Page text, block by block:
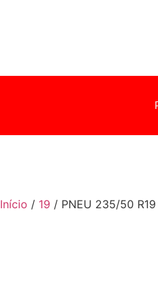
Início / 19 / PNEU 235/50